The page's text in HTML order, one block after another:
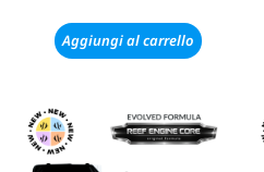
Aggiungi al carrello